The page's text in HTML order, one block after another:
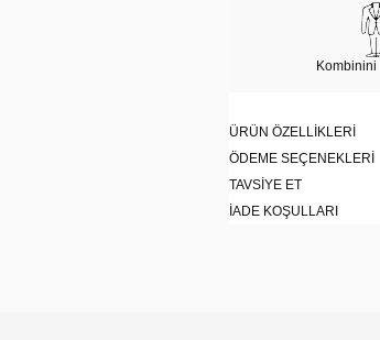
Kombinini
ÜRÜN ÖZELLIKLERI
ÖDEME SEÇENEKLERI
TAVSIYE ET
İADE KOŞULLARI